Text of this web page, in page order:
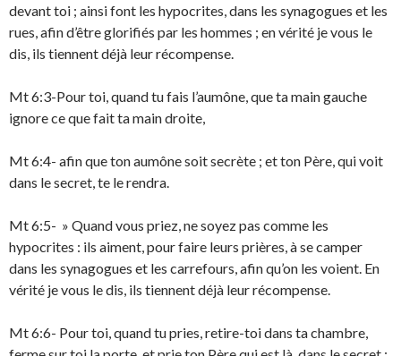
devant toi ; ainsi font les hypocrites, dans les synagogues et les
rues, afin d’être glorifiés par les hommes ; en vérité je vous le
dis, ils tiennent déjà leur récompense.
Mt 6:3-Pour toi, quand tu fais l’aumône, que ta main gauche
ignore ce que fait ta main droite,
Mt 6:4- afin que ton aumône soit secrète ; et ton Père, qui voit
dans le secret, te le rendra.
Mt 6:5- » Quand vous priez, ne soyez pas comme les
hypocrites : ils aiment, pour faire leurs prières, à se camper
dans les synagogues et les carrefours, afin qu’on les voient. En
vérité je vous le dis, ils tiennent déjà leur récompense.
Mt 6:6- Pour toi, quand tu pries, retire-toi dans ta chambre,